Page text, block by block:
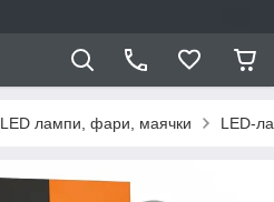
LED лампи, фари, маячки LED-